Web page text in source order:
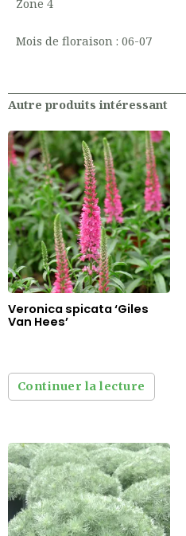
Mois de floraison : 06-07
Autre produits intéressant
Veronica spicata ‘Giles
Van Hees’
Continuer la lecture